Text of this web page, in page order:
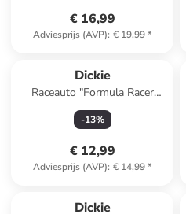
€ 16,99
Adviesprijs (AVP): € 19,99*
Dickie
Raceauto "Formula Racer
Team SPEED" - vanaf 3 jaar
-13%
€ 12,99
Adviesprijs (AVP): € 14,99*
Dickie